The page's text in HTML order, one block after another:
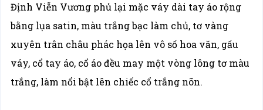
Định Viễn Vương phủ lại mặc váy dài tay áo rộng
bằng lụa satin, màu trắng bạc làm chủ, tơ vàng
xuyên trân châu phác họa lên vô số hoa văn, gấu
váy, cổ tay áo, cổ áo đều may một vòng lông tơ màu
trắng, làm nổi bật lên chiếc cổ trắng nõn.